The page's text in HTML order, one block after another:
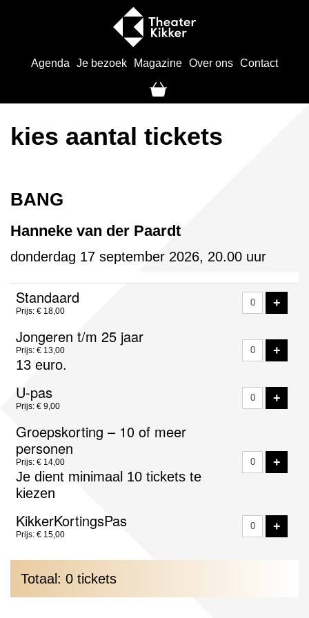
Agenda Je bezoek Magazine Over ons Contact
kies aantal tickets
BANG
Hanneke van der Paardt
donderdag 17 september 2026, 20.00 uur
Aantal
tickets
Standaard
Prijs: € 18,00
+
Jongeren t/m 25 jaar
Prijs: € 13,00
13 euro.
+
U-pas
Prijs: € 9,00
+
Groepskorting – 10 of meer
personen
Prijs: € 14,00
Je dient minimaal 10 tickets te
kiezen
+
KikkerKortingsPas
Prijs: € 15,00
+
Totaal: 0 tickets